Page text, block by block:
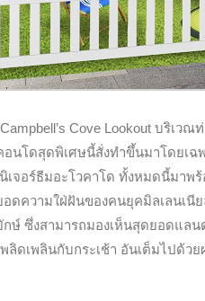
Cove Lookout บริเว
อนโดสุดพิเศษนี้สั่งทำขึ้นมาโดยเ
เจอร์ธีมอะโวคาโด ทั้งหมดนี้มา
ดความใฝ่ฝันของคนยุคมิลเลนเ
ษ์ ซึ่งสามารถมองเห็นสุดยอดแล
ลิดเพลินกับกระเช้า อันเต็มไปด้